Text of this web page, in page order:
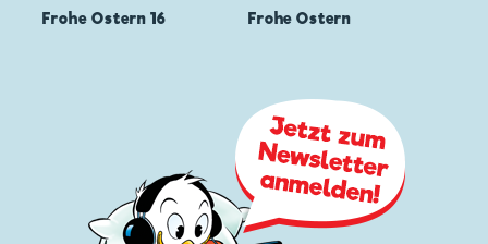
Frohe Ostern 16 Frohe Ostern